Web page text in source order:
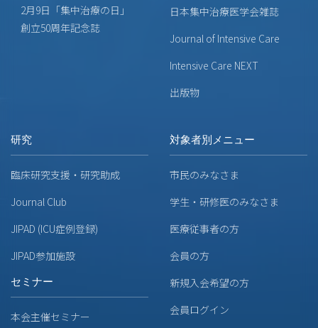
2月9日「集中治療の日」
創立50周年記念誌
日本集中治療医学会雑誌
Journal of Intensive Care
Intensive Care NEXT
出版物
研究
臨床研究支援・研究助成
Journal Club
JIPAD (ICU症例登録)
JIPAD参加施設
セミナー
本会主催セミナー
対象者別メニュー
市民のみなさま
学生・研修医のみなさま
医療従事者の方
会員の方
新規入会希望の方
会員ログイン